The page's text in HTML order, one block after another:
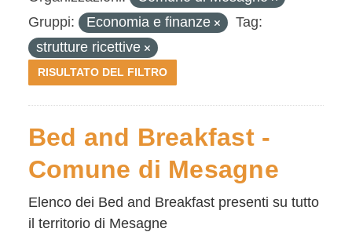
Gruppi:
Economia e finanze
Tag:
strutture ricettive
RISULTATO DEL FILTRO
Bed and Breakfast -
Comune di Mesagne
Elenco dei Bed and Breakfast presenti su tutto
il territorio di Mesagne